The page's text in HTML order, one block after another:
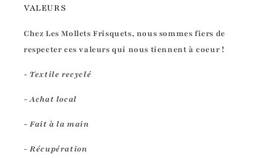
VALEURS
Chez Les Mollets Frisquets, nous sommes fiers de
respecter ces valeurs qui nous tiennent à coeur !
- Textile recyclé
- Achat local
- Fait à la main
- Récupération